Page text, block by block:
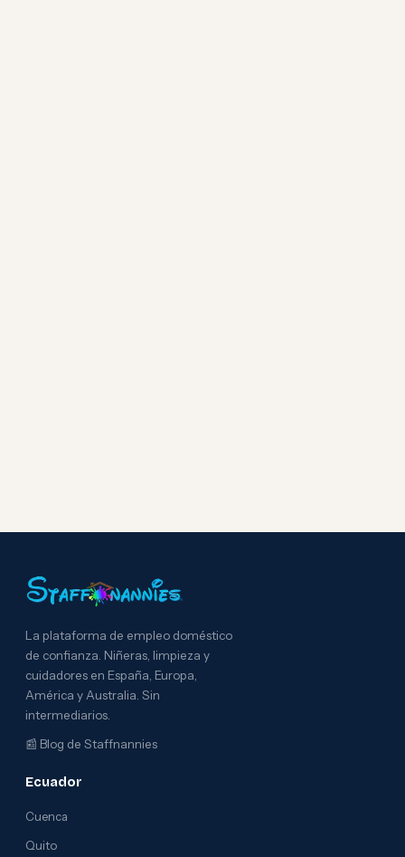
La plataforma de empleo doméstico
de confianza. Niñeras, limpieza y
cuidadores en España, Europa,
América y Australia. Sin
intermediarios.
📰 Blog de Staffnannies
Ecuador
Cuenca
Quito